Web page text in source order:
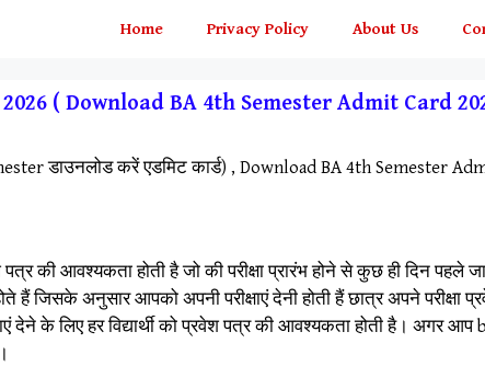
Home Privacy Policy About Us
( Download BA 4th Semester Admit Card 2026
डाउनलोड करें एडमिट कार्ड) , Download BA 4th Semester
पत्र की आवश्यकता होती है जो की परीक्षा प्रारंभ होने से कुछ ही दिन
हैं जिसके अनुसार आपको अपनी परीक्षाएं देनी होती हैं छात्र अपने परीक्षा
देने के लिए हर विद्यार्थी को प्रवेश पत्र की आवश्यकता होती है।